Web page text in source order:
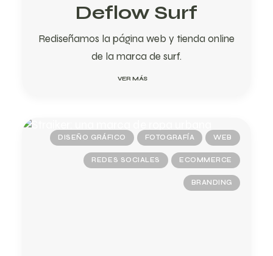
Deflow Surf
Rediseñamos la página web y tienda online
de la marca de surf.
VER MÁS
DISEÑO GRÁFICO FOTOGRAFÍA WEB
REDES SOCIALES ECOMMERCE
BRANDING